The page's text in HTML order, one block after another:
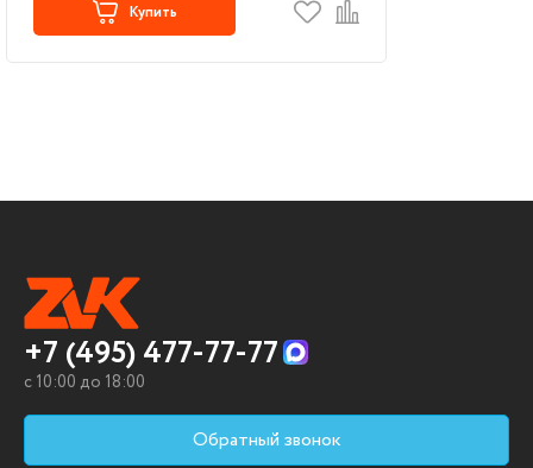
Купить
+7 (495) 477-77-77
c 10:00 до 18:00
Обратный звонок